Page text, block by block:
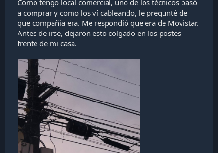
a
c
i
ó
Como tengo local comercial, uno de los técnicos pasó
a comprar y como los ví cableando, le pregunté de
que compañia era. Me respondió que era de Movistar.
Antes de irse, dejaron esto colgado en los postes
frente de mi casa.